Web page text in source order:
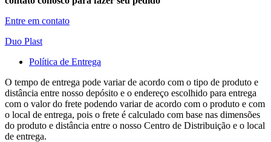
Entre em contato
Duo Plast
Política de Entrega
O tempo de entrega pode variar de acordo com o tipo de produto e
distância entre nosso depósito e o endereço escolhido para entrega
com o valor do frete podendo variar de acordo com o produto e com
o local de entrega, pois o frete é calculado com base nas dimensões
do produto e distância entre o nosso Centro de Distribuição e o local
de entrega.